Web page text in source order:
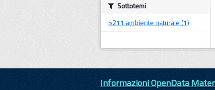
Sottotemi
5211 ambiente naturale (1)
Informazioni OpenData